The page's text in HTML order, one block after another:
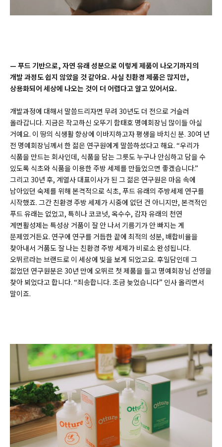
— 푸드 기반으로, 자연 유래 성분으로 이렇게 제품이 나오기까지의
개발 과정도 쉽지 않았을 것 같아요. 사실 친환경 제품은 많지만,
상용화되어 세상에 나오는 것이 더 어렵다고 알고 있어서요.
개발과정에 대해서 말씀드리자면 무려 30년도 더 전으로 거슬러
올라갑니다. 지금은 작고하신 오뚜기 함태호 명예회장님 많이들 아실
거예요. 이 땅의 식생활 향상에 이바지하고자 평생을 바치신 분. 30여 년
전 명예회장님께서 한 젊은 연구원에게 말씀하셨다고 해요. “우리가
식품을 만드는 회사인데, 식품을 담는 그릇도 누구나 안심하고 담을 수
있도록 식초와 식품을 이용한 주방 세제를 만들었으면 좋겠습니다.”
그리고 30년 후, 계열사 대표이사가 된 그 젊은 연구원은 마음 속에
남아있던 숙제를 위해 본격적으로 식초, 푸드 유래의 주방세제 연구를
시작했죠. 그간 친환경 주방 세제가 시중에 없던 건 아니지만, 본격적인
푸드 유래는 없었고, 특히나 코코넛, 옥수수, 감자 유래의 천연
계면활성제는 특성상 거품이 잘 안 나서 기름기가 안 빠지는 게
문제였거든요. 연구에 연구를 거듭한 끝에 최적의 성분, 배합비율을
찾아내서 거품도 잘 나는 친환경 주방 세제가 비로소 완성됩니다.
오뛰르라는 브랜드로 이 세상에 빛을 보게 되었고요. 후일담인데 그
젊었던 연구원분은 30년 만에 오뛰르 첫 제품을 들고 명예회장님 선영을
찾아 뵈었다고 합니다. “죄송합니다. 조금 늦었습니다” 인사 올리면서
말이죠.​